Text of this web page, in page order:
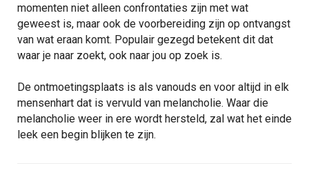
momenten niet alleen confrontaties zijn met wat
geweest is, maar ook de voorbereiding zijn op ontvangst
van wat eraan komt. Populair gezegd betekent dit dat
waar je naar zoekt, ook naar jou op zoek is.
De ontmoetingsplaats is als vanouds en voor altijd in elk
mensenhart dat is vervuld van melancholie. Waar die
melancholie weer in ere wordt hersteld, zal wat het einde
leek een begin blijken te zijn.